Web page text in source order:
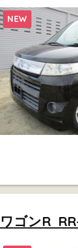
NEW
ワゴンR